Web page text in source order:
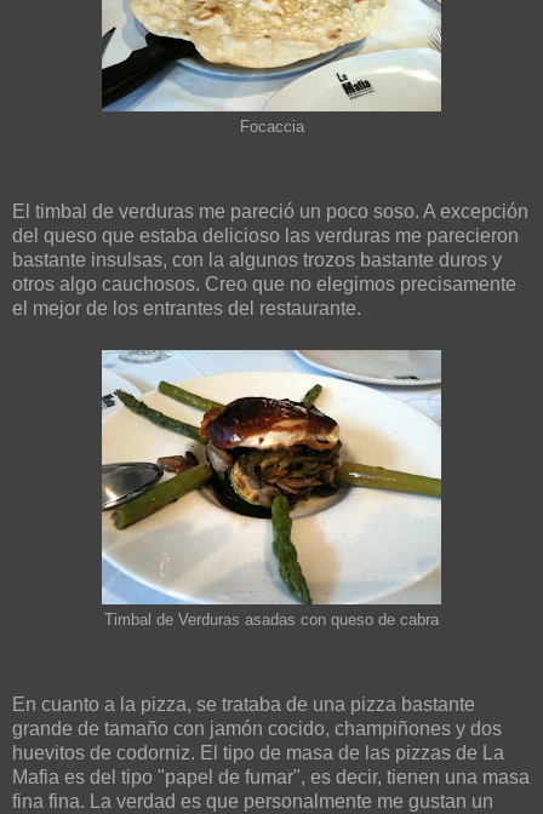
Focaccia
El timbal de verduras me pareció un poco soso. A excepción
del queso que estaba delicioso las verduras me parecieron
bastante insulsas, con la algunos trozos bastante duros y
otros algo cauchosos. Creo que no elegimos precisamente
el mejor de los entrantes del restaurante.
Timbal de Verduras asadas con queso de cabra
En cuanto a la pizza, se trataba de una pizza bastante
grande de tamaño con jamón cocido, champiñones y dos
huevitos de codorniz. El tipo de masa de las pizzas de La
Mafia es del tipo "papel de fumar", es decir, tienen una masa
fina fina. La verdad es que personalmente me gustan un